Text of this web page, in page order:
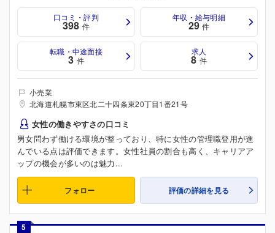
口コミ・評判
398 件
年収・給与明細
29 件
転職・中途面接
3 件
求人
8 件
小売業
北海道札幌市東区北二十四条東20丁目1番21号
女性の働きやすさの口コミ
男女問わず働ける環境が整っており、特に女性の管理職登用が進
んでいる点は評価できます。女性社員の割合も高く、キャリアア
ップの機会が多いのは魅力...
フォロー 評価の詳細を見る
5